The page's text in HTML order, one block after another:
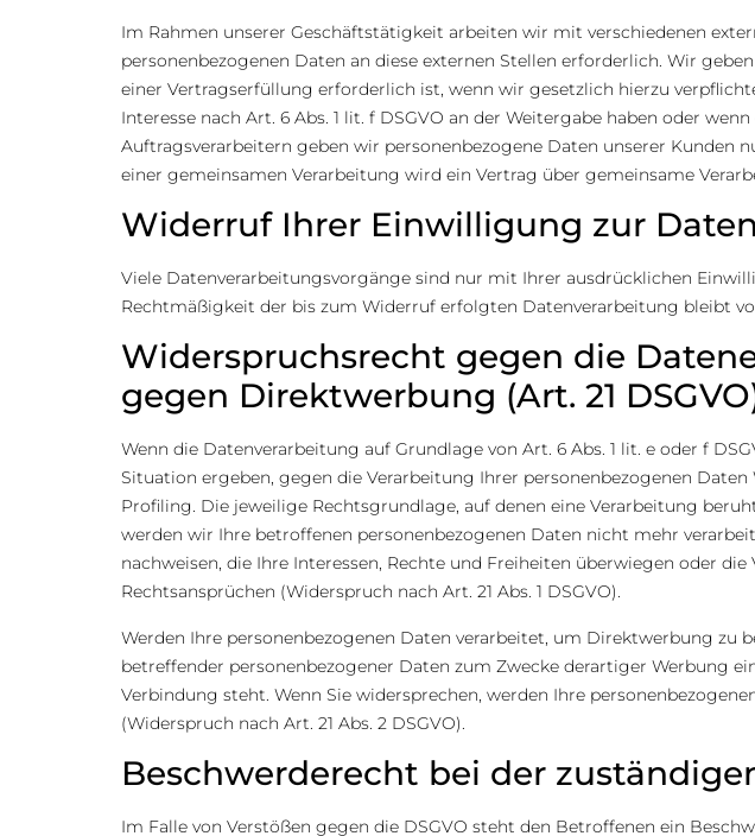
Im Rahmen unserer Geschäftstätigkeit arbeiten wir mit verschiedenen
personenbezogenen Daten an diese externen Stellen erforderlich. Wir
einer Vertragserfüllung erforderlich ist, wenn wir gesetzlich hierzu
Interesse nach Art. 6 Abs. 1 lit. f DSGVO an der Weitergabe haben oder
Auftragsverarbeitern geben wir personenbezogene Daten unserer
einer gemeinsamen Verarbeitung wird ein Vertrag über gemeinsame
Widerruf Ihrer Einwilligung zur
Viele Datenverarbeitungsvorgänge sind nur mit Ihrer ausdrücklichen
Rechtmäßigkeit der bis zum Widerruf erfolgten Datenverarbeitung bleibt
Widerspruchsrecht gegen die
gegen Direktwerbung (Art. 21
Wenn die Datenverarbeitung auf Grundlage von Art. 6 Abs. 1 lit. e oder f
Situation ergeben, gegen die Verarbeitung Ihrer personenbezogenen
Profiling. Die jeweilige Rechtsgrundlage, auf denen eine Verarbeitung
werden wir Ihre betroffenen personenbezogenen Daten nicht mehr
nachweisen, die Ihre Interessen, Rechte und Freiheiten überwiegen oder
Rechtsansprüchen (Widerspruch nach Art. 21 Abs. 1 DSGVO).
Werden Ihre personenbezogenen Daten verarbeitet, um Direktwerbung zu
betreffender personenbezogener Daten zum Zwecke derartiger Werbung
Verbindung steht. Wenn Sie widersprechen, werden Ihre
(Widerspruch nach Art. 21 Abs. 2 DSGVO).
Beschwerde­recht bei der
Im Falle von Verstößen gegen die DSGVO steht den Betroffenen ein